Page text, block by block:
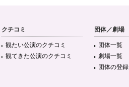
クチコミ
観たい公演のクチコミ
観てきた公演のクチコミ
団体／劇場
団体一覧
劇場一覧
団体の登録